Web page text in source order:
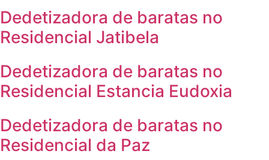
Dedetizadora de baratas no
Residencial Jatibela
Dedetizadora de baratas no
Residencial Estancia Eudoxia
Dedetizadora de baratas no
Residencial da Paz